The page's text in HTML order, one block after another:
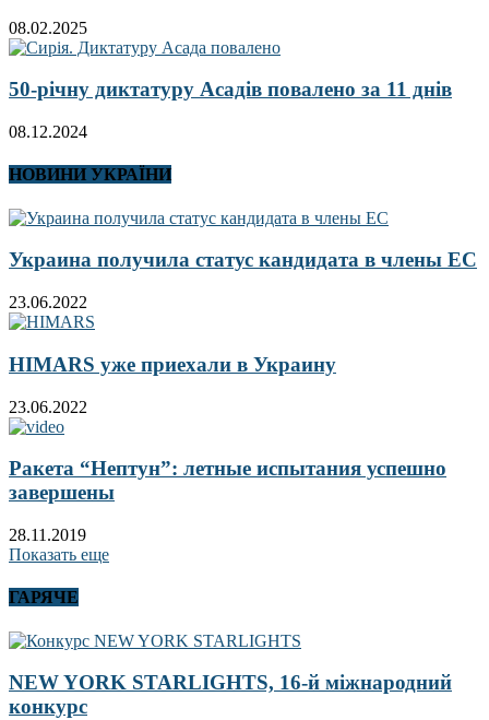
08.02.2025
50-річну диктатуру Асадів повалено за 11 днів
08.12.2024
НОВИНИ УКРАЇНИ
Украина получила статус кандидата в члены ЕС
23.06.2022
HIMARS уже приехали в Украину
23.06.2022
Ракета “Нептун”: летные испытания успешно
завершены
28.11.2019
Показать еще
ГАРЯЧЕ
NEW YORK STARLIGHTS, 16-й міжнародний
конкурс